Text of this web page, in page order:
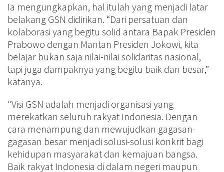
Ia mengungkapkan, hal itulah yang menjadi latar
belakang GSN didirikan. “Dari persatuan dan
kolaborasi yang begitu solid antara Bapak Presiden
Prabowo dengan Mantan Presiden Jokowi, kita
belajar bukan saja nilai-nilai solidaritas nasional,
tapi juga dampaknya yang begitu baik dan besar,”
katanya.
"Visi GSN adalah menjadi organisasi yang
merekatkan seluruh rakyat Indonesia. Dengan
cara menampung dan mewujudkan gagasan-
gagasan besar menjadi solusi-solusi konkrit bagi
kehidupan masyarakat dan kemajuan bangsa.
Baik rakyat Indonesia di dalam negeri maupun